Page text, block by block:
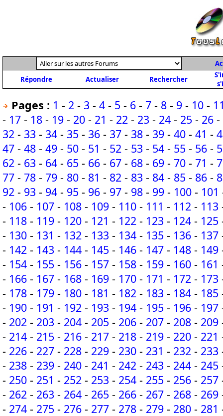
Répondre
Actualiser Rechercher
Pages : 1 - 2 - 3 - 4 - 5 - 6 - 7 - 8 - 9 - 10 -
- 17 - 18 - 19 - 20 - 21 - 22 - 23 - 24 - 25 - 26 -
32 - 33 - 34 - 35 - 36 - 37 - 38 - 39 - 40 - 41 -
47 - 48 - 49 - 50 - 51 - 52 - 53 - 54 - 55 - 56 -
62 - 63 - 64 - 65 - 66 - 67 - 68 - 69 - 70 - 71 -
77 - 78 - 79 - 80 - 81 - 82 - 83 - 84 - 85 - 86 -
92 - 93 - 94 - 95 - 96 - 97 - 98 - 99 - 100 - 101
- 106 - 107 - 108 - 109 - 110 - 111 - 112 - 113
- 118 - 119 - 120 - 121 - 122 - 123 - 124 - 125
- 130 - 131 - 132 - 133 - 134 - 135 - 136 - 137
- 142 - 143 - 144 - 145 - 146 - 147 - 148 - 149
- 154 - 155 - 156 - 157 - 158 - 159 - 160 - 161
- 166 - 167 - 168 - 169 - 170 - 171 - 172 - 173
- 178 - 179 - 180 - 181 - 182 - 183 - 184 - 185
- 190 - 191 - 192 - 193 - 194 - 195 - 196 - 197
- 202 - 203 - 204 - 205 - 206 - 207 - 208 - 209
- 214 - 215 - 216 - 217 - 218 - 219 - 220 - 221
- 226 - 227 - 228 - 229 - 230 - 231 - 232 - 233
- 238 - 239 - 240 - 241 - 242 - 243 - 244 - 245
- 250 - 251 - 252 - 253 - 254 - 255 - 256 - 257
- 262 - 263 - 264 - 265 - 266 - 267 - 268 - 269
- 274 - 275 - 276 - 277 - 278 - 279 - 280 - 281